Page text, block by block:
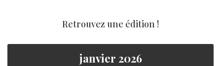
Retrouvez une édition !
janvier 2026